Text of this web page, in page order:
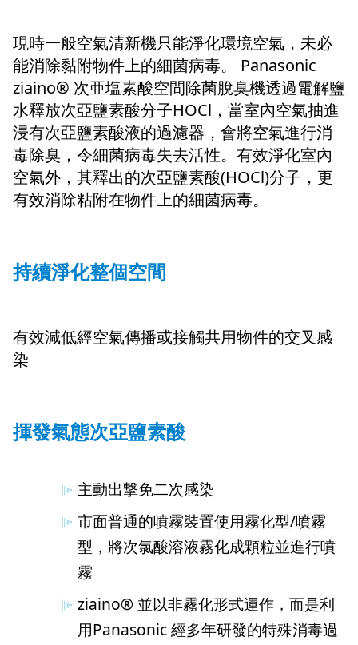
現時一般空氣清新機只能淨化環境空氣，未必
能消除黏附物件上的細菌病毒。 Panasonic
ziaino® 次亜塩素酸空間除菌脫臭機透過電解鹽
水釋放次亞鹽素酸分子HOCl，當室內空氣抽進
浸有次亞鹽素酸液的過濾器，會將空氣進行消
毒除臭，令細菌病毒失去活性。有效淨化室內
空氣外，其釋出的次亞鹽素酸(HOCl)分子，更
有效消除粘附在物件上的細菌病毒。
持續淨化整個空間
有效減低經空氣傳播或接觸共用物件的交叉感
染
揮發氣態次亞鹽素酸
主動出撃免二次感染
市面普通的噴霧裝置使用霧化型/噴霧
型，將次氯酸溶液霧化成顆粒並進行噴
霧
ziaino® 並以非霧化形式運作，而是利
用Panasonic 經多年研發的特殊消毒過